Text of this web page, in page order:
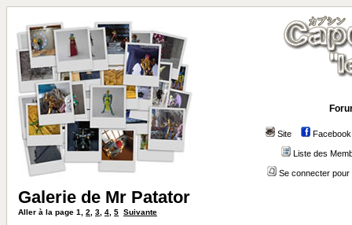
Site Facebook
Liste des
Se connecter
Galerie de Mr Patator
Aller à la page 1 2 3 4 5 Suivante